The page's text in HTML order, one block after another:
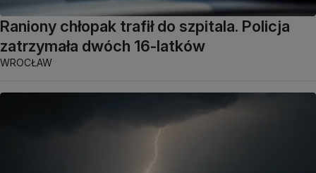
Raniony chłopak trafił do szpitala. Policja
zatrzymała dwóch 16-latków
WROCŁAW